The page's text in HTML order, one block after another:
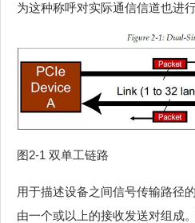
为这种称呼对实际通信信道也进
图2‑1 双单工链路
用于描述设备之间信号传输路径
由一个或以上的接收发送对组成